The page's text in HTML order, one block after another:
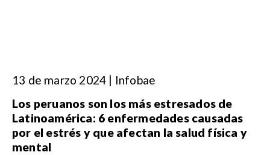
13 de marzo 2024 | Infobae
Los peruanos son los más estresados de
Latinoamérica: 6 enfermedades causadas
por el estrés y que afectan la salud física y
mental